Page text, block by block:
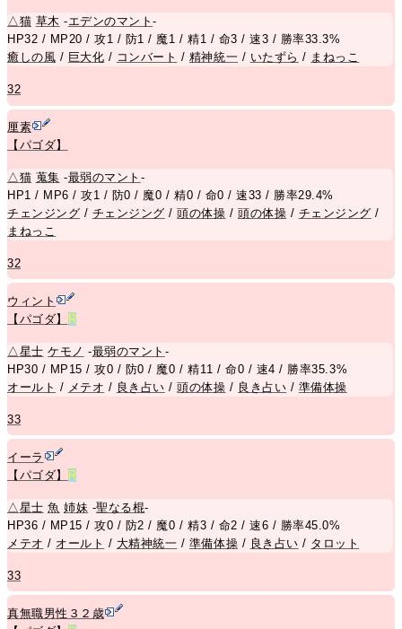
△猫 草木 -エデンのマント-
HP32 / MP20 / 攻1 / 防1 / 魔1 / 精1 / 命3 / 速3 / 勝率33.3%
癒しの風 / 巨大化 / コンバート / 精神統一 / いたずら / まねっこ
32
厘素
【パゴダ】
△猫 蒐集 -最弱のマント -
HP1 / MP6 / 攻1 / 防0 / 魔0 / 精0 / 命0 / 速33 / 勝率29.4%
チェンジング / チェンジング /頭の体操 /頭の体操 / チェンジング /
まねっこ
32
ウィント
【パゴダ】
R
△星士 ケモノ -最弱のマント -
HP30 / MP15 / 攻0 / 防0 / 魔0 / 精11 / 命0 / 速4 / 勝率35.3%
オールト / メテオ / 良き占い /頭の体操 / 良き占い / 準備体操
33
イーラ
【パゴダ】 R
△ 星士 魚 姉妹 -聖なる棍-
HP36 / MP15 / 攻0 / 防2 / 魔0 / 精3 / 命2 / 速6 / 勝率45.0%
メテオ / オールト / 大精神統一 / 準備体操 / 良き占い / タロット
33
真無職男性３２歳